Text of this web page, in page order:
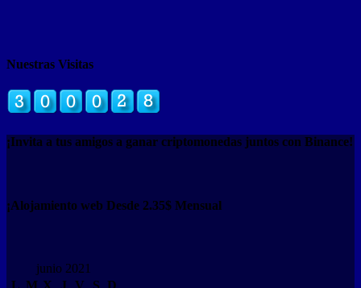
Nuestras Visitas
¡Invita a tus amigos a ganar criptomonedas juntos con Binance!
¡Alojamiento web Desde 2.35$ Mensual
junio 2021